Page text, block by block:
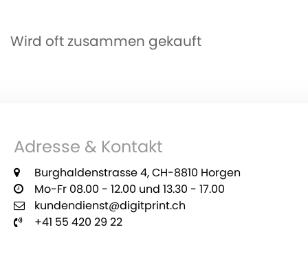
Wird oft zusammen gekauft
Adresse & Kontakt
Burghaldenstrasse 4, CH-8810 Horgen
Mo-Fr 08.00 - 12.00 und 13.30 - 17.00
kundendienst@digitprint.ch
+41 55 420 29 22